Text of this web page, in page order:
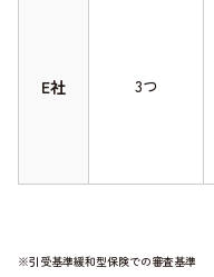
E社 3つ
※引受基準緩和型保険での審査基準